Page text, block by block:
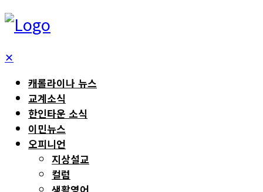
✕
캐롤라이나 뉴스
교계소식
한인타운 소식
이민뉴스
오피니언
지상설교
컬럼